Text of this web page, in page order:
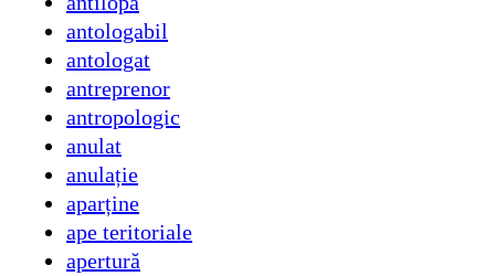
antologabil
antologat
antreprenor
antropologic
anulat
anulație
aparține
ape teritoriale
apertură